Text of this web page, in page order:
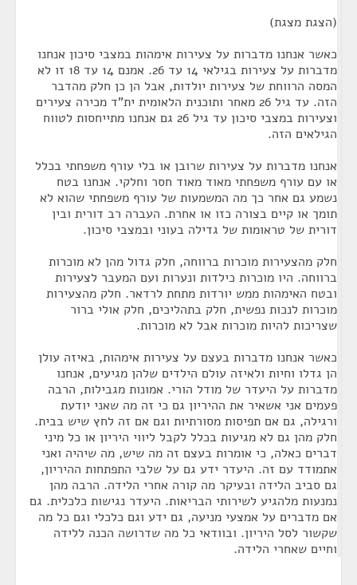
(הצגת מצגת)
כאשר אנחנו מדברות על צעירות אימהות במצבי סיכון אנחנו
מדברות על צעירות בגילאי 14 עד 26. אמנם 14 עד 18 זו לא
המסה הרווחת של צעירות יולדות, אבל הן כן חלק מהדבר
הזה. עד גיל 26 מאחר ותוכנית הלאומית ית"ד מכירה צעירים
וצעירות במצבי סיכון עד גיל 26 גם אנחנו מתייחסות לטווח
הגילאים הזה.
אנחנו מדברות על צעירות שרובן או בלי עורף משפחתי בכלל
או עם עורף משפחתי מאוד מאוד חסר וחלקי. אנחנו בטח
נשמע גם אחר כך מה המשמעות של עורף משפחתי שהוא לא
תומך או קיים בצורה כזו או אחרת. העברה רב דורית ובין
דורית של טראומות של גדילה בעוני ובמצבי סיכון.
חלק מהצעירות מוכרות ברווחה, חלק גדול מהן לא מוכרות
ברווחה. היו מוכרות כילדות ונערות ועם המעבר לצעירות
ובטח האימהות ממש יורדות מתחת לרדאר. חלק מהצעירות
מוכרות לנכות נפשית, חלק בתהליכים, חלק אולי ברור
שצריכות להיות מוכרות אבל לא מוכרות.
כאשר אנחנו מדברות בעצם על צעירות אימהות, באיזה עולן
הן גדלו וחיות ולאיזה עולם הילדים שלהן מגיעים, אנחנו
מדברות על היעדר של מודל הורי. אמונות מגבילות, הרבה
פעמים אני אשאיר את ההיריון גם כי זה מה שאני יודעת
ורגילה, גם אם תפיסות מסורתיות וגם אם זה לחץ שיש בבית.
חלק מהן גם לא מגיעות בכלל לקבל ליווי היריון או כל מיני
דברים כאלה, כי אומרות בעצם זה מה שיש, מה שיהיה ואני
אתמודד עם זה. היעדר ידע גם על שלבי התפתחות ההיריון,
גם סביב הלידה ובעיקר מה קורה אחרי הלידה. הרבה מהן
נמנעות מלהגיע לשירותי הבריאות. היעדר נגישות כלכלית. גם
אם מדברים על אמצעי מניעה, גם ידע וגם כלכלי וגם כל מה
שקשור לסל היריון. ובוודאי כל מה שדרושה הכנה ללידה
וחיים שאחרי הלידה.